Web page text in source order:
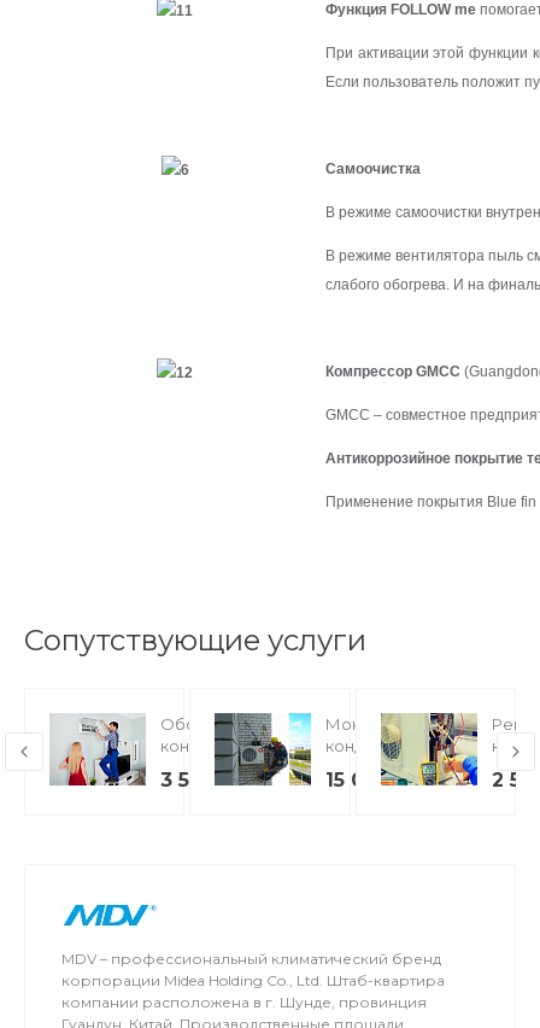
Функция FOLLOW me
При активации этой функции
Если пользователь положит
Самоочистка
В режиме самоочистки
В режиме вентилятора пыль
слабого обогрева. И на
Компрессор GMCC
GMCC – совместное
Антикоррозийное покрытие
Применение покрытия Blue fin
Сопутствующие услуги
Обслуживание
кондиционеров
3 500
Монтаж
кондиционеров
15 000 2
MDV – профессиональный климатический бренд
корпорации Midea Holding Co., Ltd. Штаб-квартира
компании расположена в г. Шунде, провинция
Гуандун, Китай. Производственные площади